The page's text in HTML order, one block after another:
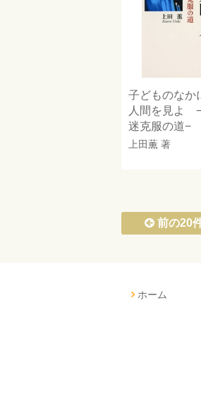
子どものなか
人間を見よ
迷克服の道−
上田薫 著
前の20
ホーム